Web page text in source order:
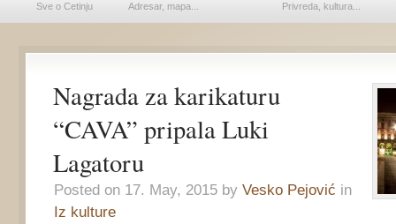
Sve o Cetinju Adresar, mapa... Privreda, kultura...
Nagrada za karikaturu
“CAVA” pripala Luki
Lagatoru
Posted on 17. May, 2015 by Vesko Pejović in
Iz kulture